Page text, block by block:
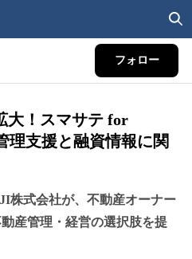
フォロー
大！スマサテ for
理支援と融資情報に関
株式会社が、不動産オーナー
産管理・経営の選択肢を提